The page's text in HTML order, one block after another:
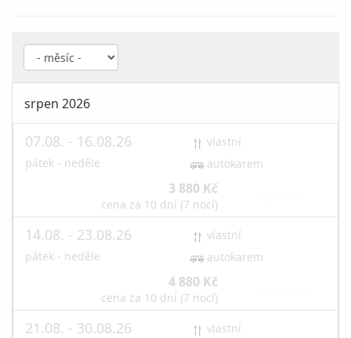
srpen 2026
07.08. - 16.08.26
pátek - neděle
vlastní
autokarem
3 880 Kč
cena za 10 dní (7 nocí)
14.08. - 23.08.26
pátek - neděle
vlastní
autokarem
4 880 Kč
cena za 10 dní (7 nocí)
21.08. - 30.08.26
vlastní